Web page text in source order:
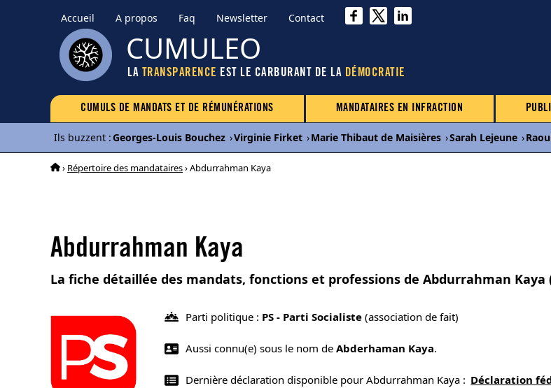
Accueil A propos Faq Newsletter Contact
CUMULEO
LA TRANSPARENCE EST LE CARBURANT DE LA DÉMOCRATIE
CUMULS DE MANDATS ET DE RÉMUNÉRATIONS MANDATAIRES EN INFRACTION
Ils buzzent :Georges-Louis Bouchez ›Virginie Firket ›Marie Thibaut de Maisières ›Sarah Lejeune ›
› Répertoire des mandataires› Abdurrahman Kaya
Abdurrahman Kaya
La fiche détaillée des mandats, fonctions et professions de Abdurrahman Kaya
Parti politique : PS - Parti Socialiste (association de fait)
Aussi connu(e) sous le nom deAbderhaman Kaya.
Dernière déclaration disponible pour Abdurrahman Kaya : Déclaration